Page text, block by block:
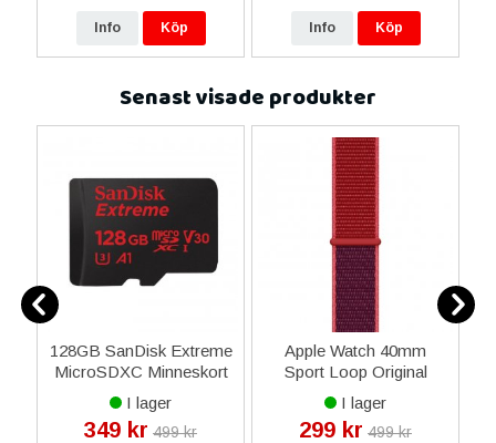
Info Köp Info Köp
Senast visade produkter
128GB SanDisk Extreme
MicroSDXC Minneskort
100MB/s A1 med
Adapter
I lager
349 kr 499 kr
Apple Watch 40mm
Sport Loop Original
Armband - (PRODUCT)
Red
I lager
299 kr 499 kr